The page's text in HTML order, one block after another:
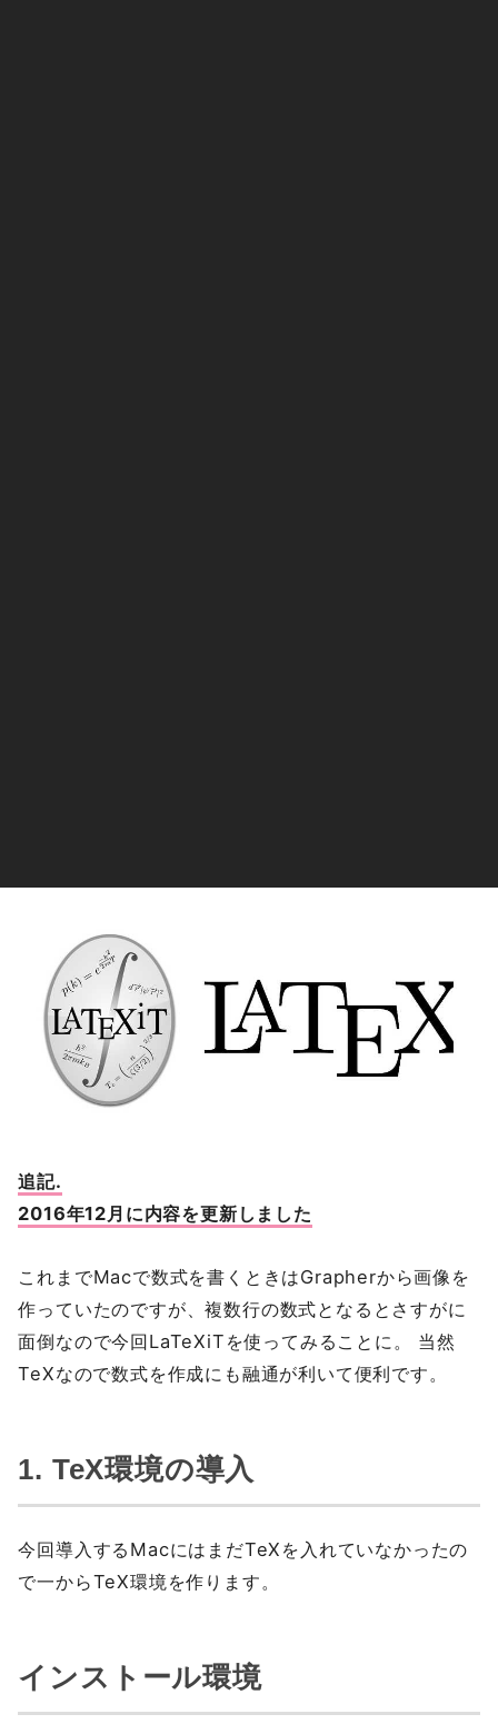
追記.
2016年12月に内容を更新しました
これまでMacで数式を書くときはGrapherから画像を
作っていたのですが、複数行の数式となるとさすがに
面倒なので今回LaTeXiTを使ってみることに。 当然
TeXなので数式を作成にも融通が利いて便利です。
1. TeX環境の導入
今回導入するMacにはまだTeXを入れていなかったの
で一からTeX環境を作ります。
インストール環境